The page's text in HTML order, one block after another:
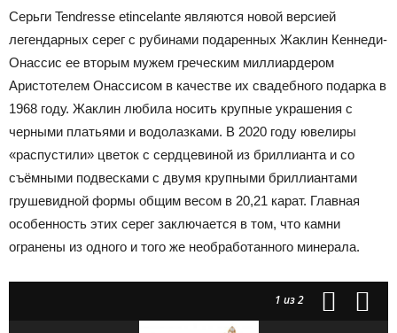
Серьги Tendresse etincelante являются новой версией
легендарных серег с рубинами подаренных Жаклин Кеннеди-
Онассис ее вторым мужем греческим миллиардером
Аристотелем Онассисом в качестве их свадебного подарка в
1968 году. Жаклин любила носить крупные украшения с
черными платьями и водолазками. В 2020 году ювелиры
«распустили» цветок с сердцевиной из бриллианта и со
съёмными подвесками с двумя крупными бриллиантами
грушевидной формы общим весом в 20,21 карат. Главная
особенность этих серег заключается в том, что камни
огранены из одного и того же необработанного минерала.
1 из 2